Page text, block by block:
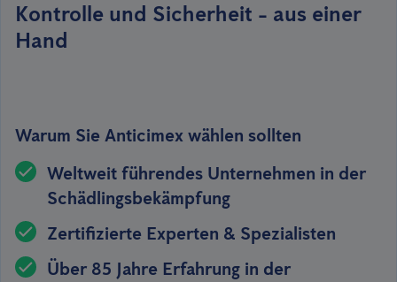
Kontrolle und Sicherheit - aus einer
Hand
Warum Sie Anticimex wählen sollten
Weltweit führendes Unternehmen in der
Schädlingsbekämpfung
Zertifizierte Experten & Spezialisten
Über 85 Jahre Erfahrung in der